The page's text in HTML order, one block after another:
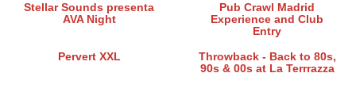
Stellar Sounds presenta
AVA Night
Pub Crawl Madrid
Experience and Club
Entry
Pervert XXL
Throwback - Back to 80s,
90s & 00s at La Terrrazza